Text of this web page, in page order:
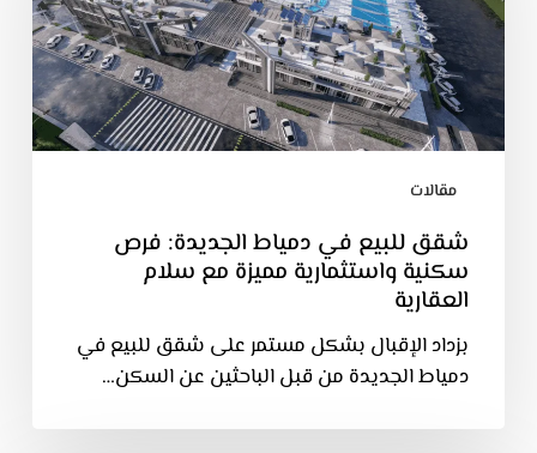
مقالات
شقق للبيع في دمياط الجديدة: فرص
سكنية واستثمارية مميزة مع سلام
العقارية
بزداد الإقبال بشكل مستمر على شقق للبيع في
دمياط الجديدة من قبل الباحثين عن السكن…